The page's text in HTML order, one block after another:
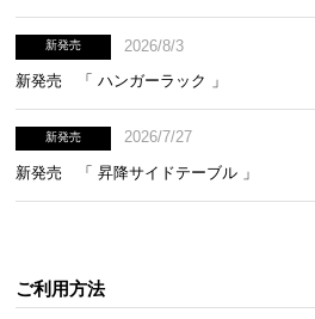
傷防止フェルトで床を守る
新発売
2026/8/3
新発売 「 ハンガーラック 」
新発売
2026/7/27
新発売 「 昇降サイドテーブル 」
ご利用方法